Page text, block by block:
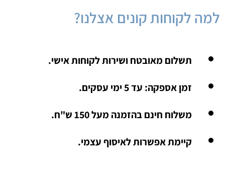
למה לקוחות קונים אצלנו?
תשלום מאובטח ושירות לקוחות אישי.
זמן אספקה: עד 5 ימי עסקים.
משלוח חינם בהזמנה מעל 150 ש"ח.
קיימת אפשרות לאיסוף עצמי.